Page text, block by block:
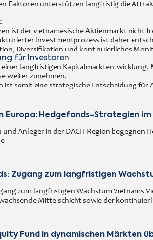
Faktoren unterstützen langfristig die
ist der vietnamesische Aktienmarkt nicht
Investmentprozess ist daher
Diversifikation und kontinuierliches
für Investoren
einer langfristigen
weiter zunehmen.
ist somit eine strategische Entscheidung
Europa: Hedgefonds-Strategien im
und Anleger in der DACH-Region
Zugang zum langfristigen
zum langfristigen Wachstum Vietnams
Mittelschicht sowie der
Fund in dynamischen Märkten